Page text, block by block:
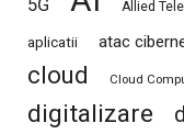
5G Allied
aplicatii atac
cloud Cloud
digitalizare